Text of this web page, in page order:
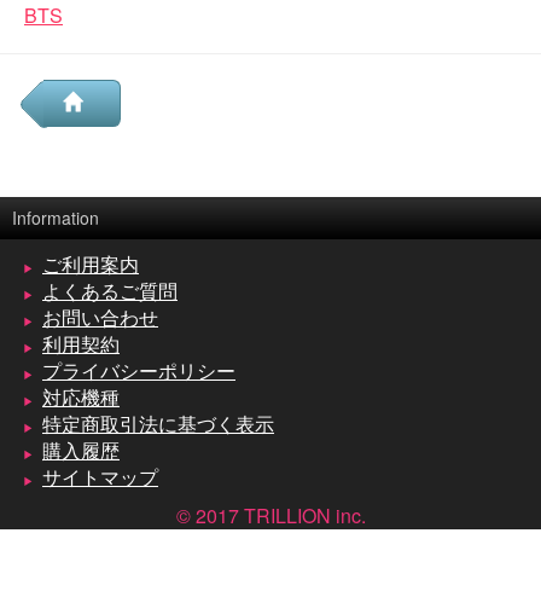
BTS
Information
ご利用案内
よくあるご質問
お問い合わせ
利用契約
プライバシーポリシー
対応機種
特定商取引法に基づく表示
購入履歴
サイトマップ
© 2017 TRILLION inc.